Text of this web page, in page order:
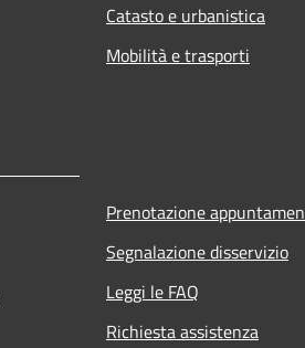
Catasto e urbanistica
Mobilità e trasporti
Prenotazione
Segnalazione disservizio
Leggi le FAQ
Richiesta assistenza